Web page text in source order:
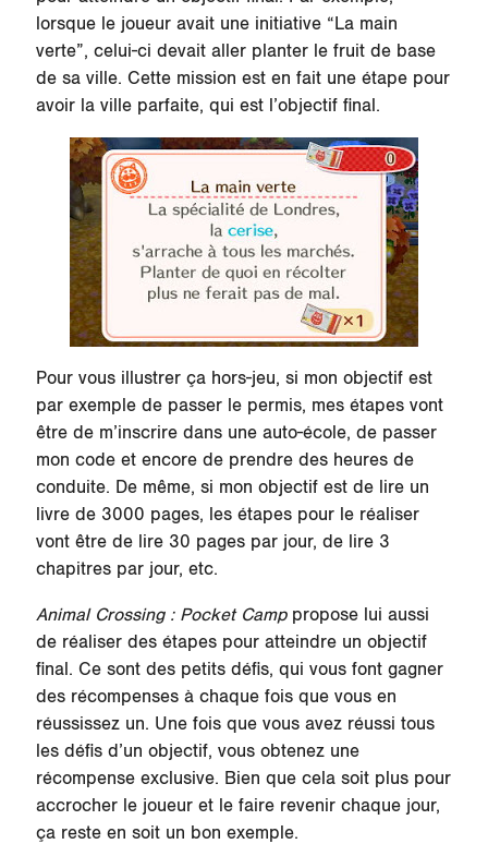
lorsque le joueur avait une initiative “La main
verte”, celui-ci devait aller planter le fruit de base
de sa ville. Cette mission est en fait une étape pour
avoir la ville parfaite, qui est l’objectif final.
Pour vous illustrer ça hors-jeu, si mon objectif est
par exemple de passer le permis, mes étapes vont
être de m’inscrire dans une auto-école, de passer
mon code et encore de prendre des heures de
conduite. De même, si mon objectif est de lire un
livre de 3000 pages, les étapes pour le réaliser
vont être de lire 30 pages par jour, de lire 3
chapitres par jour, etc.
Animal Crossing : Pocket Camppropose lui aussi
de réaliser des étapes pour atteindre un objectif
final. Ce sont des petits défis, qui vous font gagner
des récompenses à chaque fois que vous en
réussissez un. Une fois que vous avez réussi tous
les défis d’un objectif, vous obtenez une
récompense exclusive. Bien que cela soit plus pour
accrocher le joueur et le faire revenir chaque jour,
ça reste en soit un bon exemple.